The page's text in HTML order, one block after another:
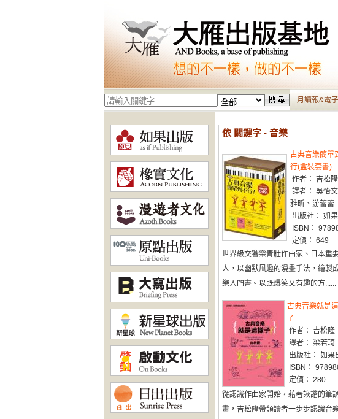
月讀報&電
依 關鍵字 - 音樂
古典音樂簡單
行(盒裝套書)
作者： 吉松隆
譯者： 吳怡
雅昕、游蕾蕾
出版社： 如
ISBN：
定價： 649
世界級交響樂青壯作曲家、日本重
人，以幽默風趣的漫畫手法，繪製
樂入門書。以既爆笑又有趣的方......
古典音樂就是
子
作者： 吉松隆
譯者： 梁若琦
出版社： 如果
ISBN：
定價： 280
從認識作曲家開始，藉著詼諧的筆
畫，吉松隆帶領讀者一步步認識音